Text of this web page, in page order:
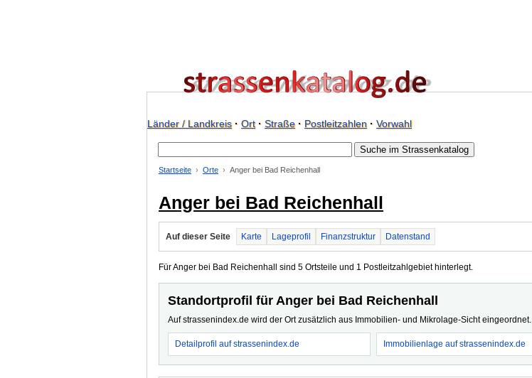
Länder / Landkreis· Ort· Straße· Postleitzahlen· Vorwahl
Startseite Orte Anger bei Bad Reichenhall
Anger bei Bad Reichenhall
Auf dieser Seite Karte Lageprofil Finanzstruktur Datenstand
Für Anger bei Bad Reichenhall sind 5 Ortsteile und 1 Postleitzahlgebiet hinterlegt.
Standortprofil für Anger bei Bad Reichenhall
Auf strassenindex.de wird der Ort zusätzlich aus Immobilien- und Mikrolage-Sicht eingeordnet.
Detailprofil auf strassenindex.de Immobilienlage auf strassenindex.de